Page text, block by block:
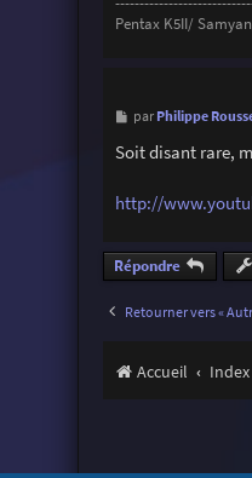
Pentax K5II/
M
s
s
g
e
par Philippe
Soit disant rare,
http://
Répondre
Retourner vers «
Accueil